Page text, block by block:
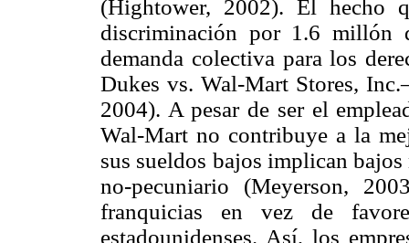
(Hightower, 2002). El hecho
discriminación por 1.6 millón
demanda colectiva para los
Dukes vs. Wal-Mart Stores,
2004). A pesar de ser el
Wal-Mart no contribuye a la
sus sueldos bajos implican
no-pecuniario (Meyerson,
franquicias en vez de
estadounidenses. Así, los